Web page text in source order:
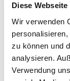
Diese
Wir verwenden
zu können und
analysieren.
Verwendung
Frohes
„Prüfet alles
Mit den
FROHES